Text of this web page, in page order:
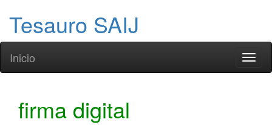
Tesauro SAIJ
Inicio
firma digital